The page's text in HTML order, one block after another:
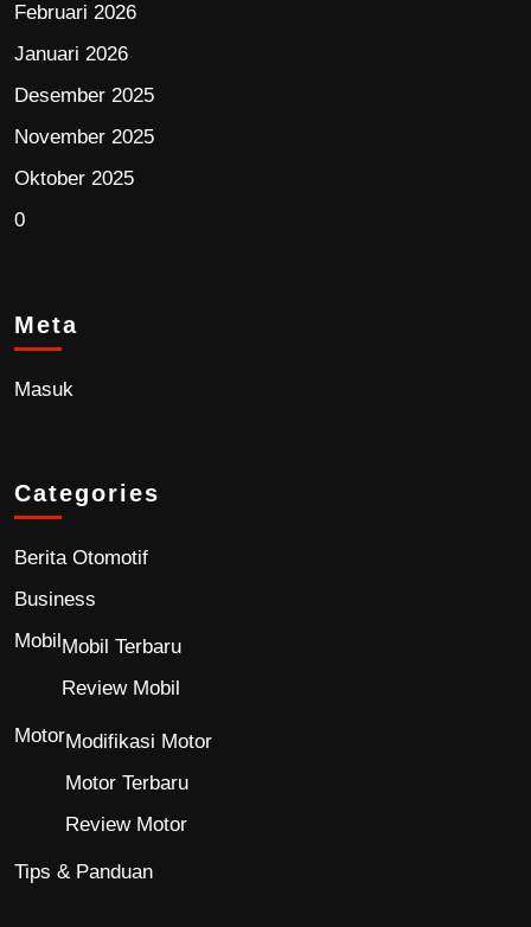
Februari 2026
Januari 2026
Desember 2025
November 2025
Oktober 2025
0
Meta
Masuk
Categories
Berita Otomotif
Business
Mobil Mobil Terbaru
Review Mobil
MotorModifikasi Motor
Motor Terbaru
Review Motor
Tips & Panduan